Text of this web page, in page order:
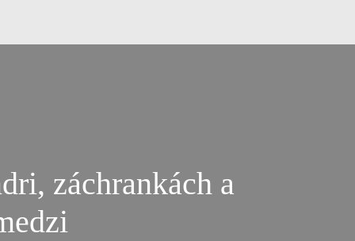
záchrankách a